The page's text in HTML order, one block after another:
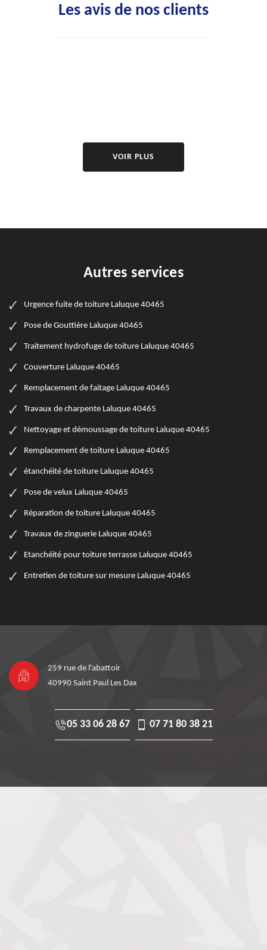
Les avis de nos clients
VOIR PLUS
Autres services
Urgence fuite de toiture Laluque 40465
Pose de Gouttière Laluque 40465
Traitement hydrofuge de toiture Laluque 40465
Couverture Laluque 40465
Remplacement de faitage Laluque 40465
Travaux de charpente Laluque 40465
Nettoyage et démoussage de toiture Laluque 40465
Remplacement de toiture Laluque 40465
étanchéité de toiture Laluque 40465
Pose de velux Laluque 40465
Réparation de toiture Laluque 40465
Travaux de zinguerie Laluque 40465
Etanchéité pour toiture terrasse Laluque 40465
Entretien de toiture sur mesure Laluque 40465
259 rue de l'abattoir
40990 Saint Paul Les Dax
05 33 06 28 67 07 71 80 38 21